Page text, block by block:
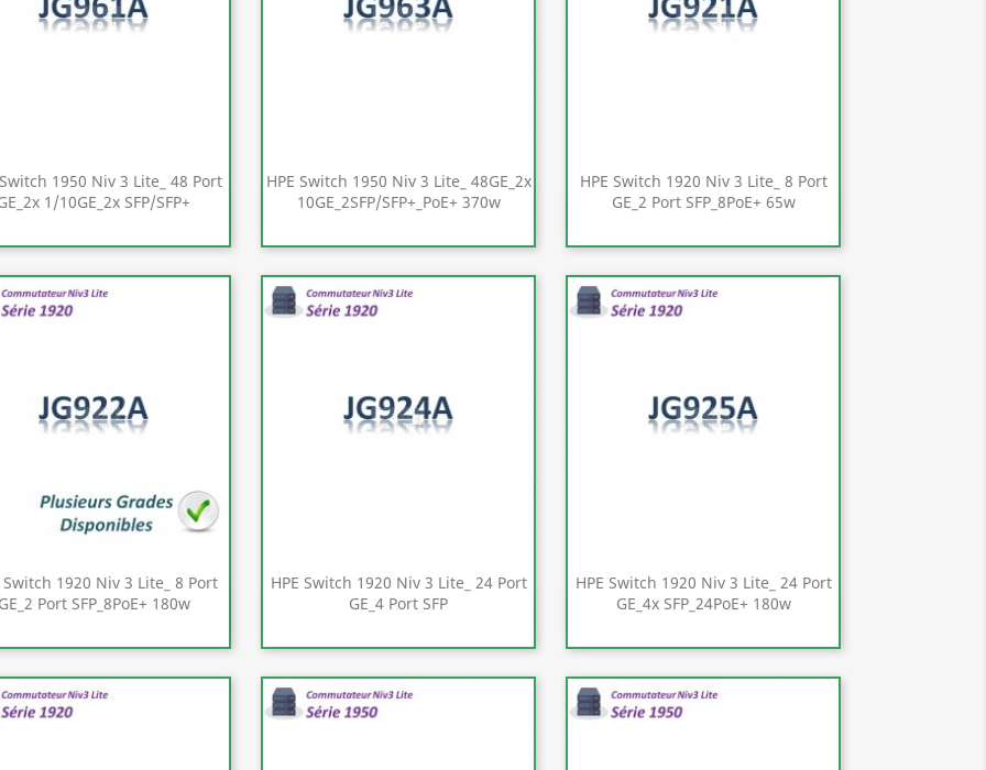
1950 Niv 3 Lite_ 48 Port
1/10GE_2x SFP/SFP+
 Aperçu rapide
HPE Switch 1950 Niv 3 Lite_ 48GE_2x
10GE_2SFP/SFP+_PoE+ 370w
Aperçu rapide
HPE Switch 1920 Niv 3 Lite_ 8 Port
GE_2 Port SFP_8PoE+ 65w
 Aperçu rapide
Switch 1920 Niv 3 Lite_ 8 Port
Port SFP_8PoE+ 180w
 Aperçu rapide
HPE Switch 1920 Niv 3 Lite_ 24 Port
GE_4 Port SFP
Aperçu rapide
HPE Switch 1920 Niv 3 Lite_ 24 Port
GE_4x SFP_24PoE+ 180w
Aperçu rapide